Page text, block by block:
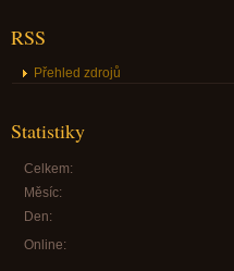
RSS
Přehled zdrojů
Statistiky
Online:
Celkem:
Měsíc:
Den: